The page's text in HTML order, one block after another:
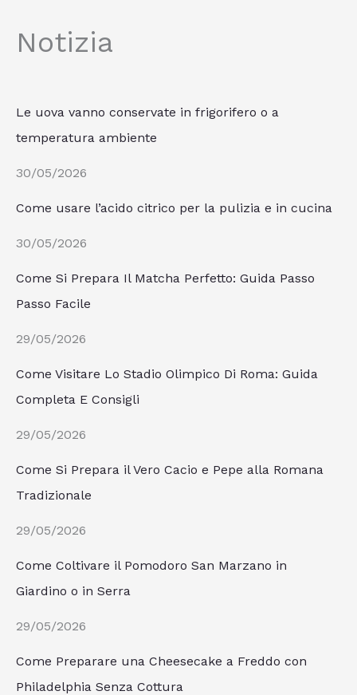
Notizia
Le uova vanno conservate in frigorifero o a
temperatura ambiente
30/05/2026
Come usare l’acido citrico per la pulizia e in cucina
30/05/2026
Come Si Prepara Il Matcha Perfetto: Guida Passo
Passo Facile
29/05/2026
Come Visitare Lo Stadio Olimpico Di Roma: Guida
Completa E Consigli
29/05/2026
Come Si Prepara il Vero Cacio e Pepe alla Romana
Tradizionale
29/05/2026
Come Coltivare il Pomodoro San Marzano in
Giardino o in Serra
29/05/2026
Come Preparare una Cheesecake a Freddo con
Philadelphia Senza Cottura